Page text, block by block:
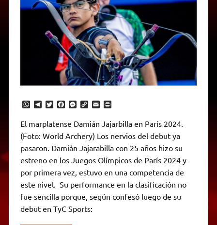
W
t
s
p
p
T
e
g
a
m
T
i
t
t
e
r
F
e
b
o
o
k
M
s
s
e
g
e
C
p
y
L
i
n
k
E
l
P
n
t
r
i
e
n
d
l
y
El marplatense Damián Jajarbilla en París 2024.
(Foto: World Archery) Los nervios del debut ya
pasaron. Damián Jajarabilla con 25 años hizo su
estreno en los Juegos Olímpicos de París 2024 y
por primera vez, estuvo en una competencia de
este nivel. Su performance en la clasificación no
fue sencilla porque, según confesó luego de su
debut en TyC Sports: